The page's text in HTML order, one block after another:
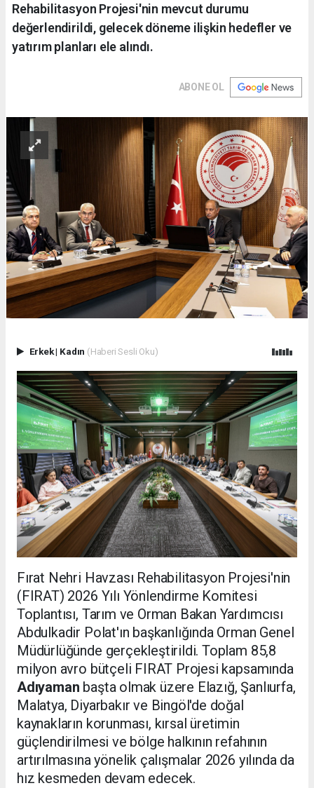
Rehabilitasyon Projesi'nin mevcut durumu
değerlendirildi, gelecek döneme ilişkin hedefler ve
yatırım planları ele alındı.
ABONE OL
Erkek| Kadın (Haberi Sesli Oku)
Fırat Nehri Havzası Rehabilitasyon Projesi'nin
(FIRAT) 2026 Yılı Yönlendirme Komitesi
Toplantısı, Tarım ve Orman Bakan Yardımcısı
Abdulkadir Polat'ın başkanlığında Orman Genel
Müdürlüğünde gerçekleştirildi. Toplam 85,8
milyon avro bütçeli FIRAT Projesi kapsamında
Adıyaman başta olmak üzere Elazığ, Şanlıurfa,
Malatya, Diyarbakır ve Bingöl'de doğal
kaynakların korunması, kırsal üretimin
güçlendirilmesi ve bölge halkının refahının
artırılmasına yönelik çalışmalar 2026 yılında da
hız kesmeden devam edecek.